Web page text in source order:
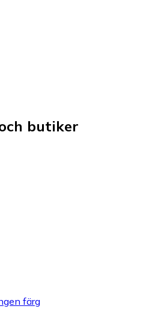
butiker
färg